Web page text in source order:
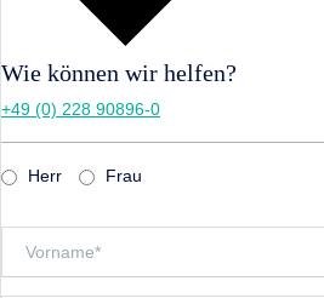
Wie können wir helfen?
+49 (0) 228 90896-0
Herr Frau